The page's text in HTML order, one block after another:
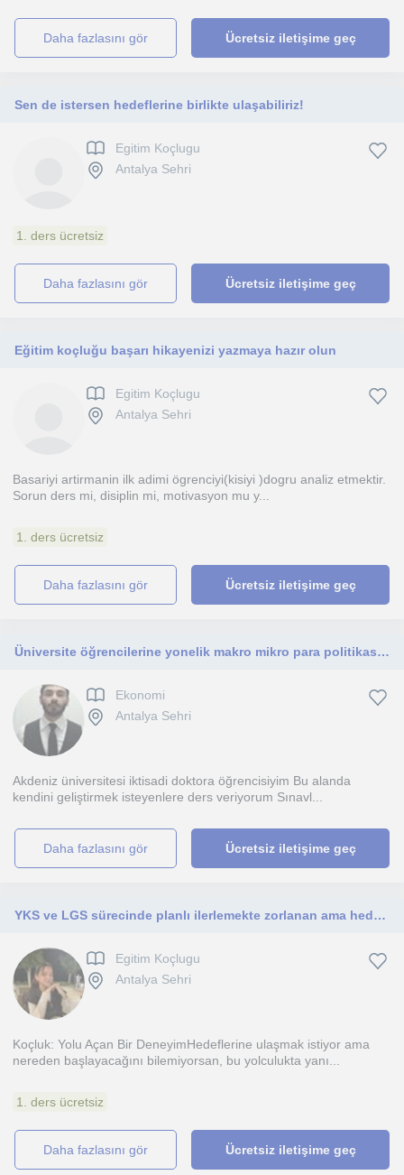
daha fazlasını gör Ücretsiz iletişime geç
Sen de istersen hedeflerine birlikte ulaşabiliriz!
Egitim Koçlugu
Antalya Sehri
1. ders ücretsiz
daha fazlasını gör Ücretsiz iletişime geç
Eğitim koçluğu başarı hikayenizi yazmaya hazır olun
Egitim Koçlugu
Antalya Sehri
Basariyi artirmanin ilk adimi ögrenciyi(kisiyi )dogru analiz etmektir.
Sorun ders mi, disiplin mi, motivasyon mu y...
1. ders ücretsiz
daha fazlasını gör Ücretsiz iletişime geç
Üniversite öğrencilerine yonelik makro mikro para politikası uluslararası iktisad
Ekonomi
Antalya Sehri
Akdeniz üniversitesi iktisadi doktora öğrencisiyim Bu alanda
kendini geliştirmek isteyenlere ders veriyorum Sınavl...
daha fazlasını gör Ücretsiz iletişime geç
YKS ve LGS sürecinde planlı ilerlemekte zorlanan ama hedefleri olan öğrenciler için buradayım. Sözel alanda akılda kalıcı çalışma
Egitim Koçlugu
Antalya Sehri
Koçluk: Yolu Açan Bir DeneyimHedeflerine ulaşmak istiyor ama
nereden başlayacağını bilemiyorsan, bu yolculukta yanı...
1. ders ücretsiz
daha fazlasını gör Ücretsiz iletişime geç